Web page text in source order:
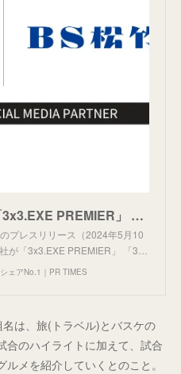
BS松竹東急株式会社が「3x3.EXE PREMIER」 「3x3.EXE SUPER PREMIER」を含む『3x3.EXE 2024シーズン』のオフィシャルメディアパートナーに決定
プレスリリース（2024年5月10
が「3x3.EXE PREMIER」 「3…
ェアNo.1｜PR TIMES
名は、旅(トラベル)とバスケの
合のハイライトに加えて、試合
メを紹介していくとのこと。